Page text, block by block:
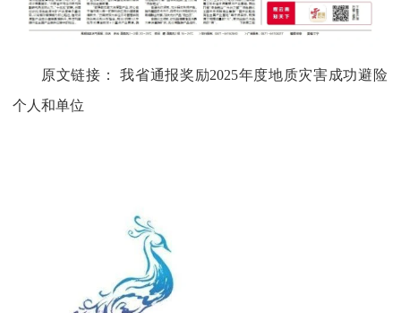
原文链接：
我省通报奖励2025年度地质灾害成功避险
个人和单位